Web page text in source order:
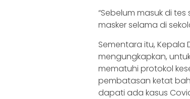
“Sebelum masuk di
masker selama di
Sementara itu, Kepala
mengungkapkan,
mematuhi protokol
pembatasan ketat
dapati ada kasus